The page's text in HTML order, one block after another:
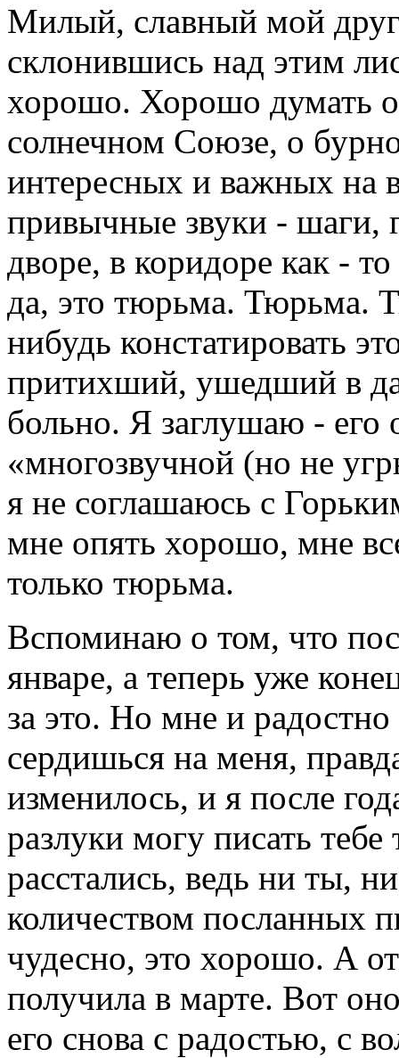
Милый, славный мой
склонившись над этим
хорошо. Хорошо думать о
солнечном Союзе, о
интересных и важных на
привычные звуки - шаги,
дворе, в коридоре как -
да, это тюрьма. Тюрьма.
нибудь констатировать
притихший, ушедший в
больно. Я заглушаю - его
«многозвучной (но не
я не соглашаюсь с
мне опять хорошо, мне
только тюрьма.
Вспоминаю о том, что
январе, а теперь уже
за это. Но мне и
сердишься на меня,
изменилось, и я после
разлуки могу писать
расстались, ведь ни ты,
количеством посланных
чудесно, это хорошо. А
получила в марте. Вот
его снова с радостью, с